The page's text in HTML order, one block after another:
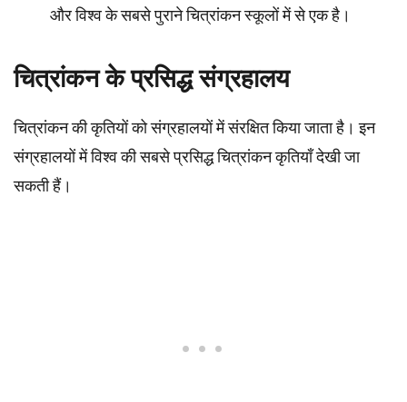
और विश्व के सबसे पुराने चित्रांकन स्कूलों में से एक है।
चित्रांकन के प्रसिद्ध संग्रहालय
चित्रांकन की कृतियों को संग्रहालयों में संरक्षित किया जाता है। इन
संग्रहालयों में विश्व की सबसे प्रसिद्ध चित्रांकन कृतियाँ देखी जा
सकती हैं।